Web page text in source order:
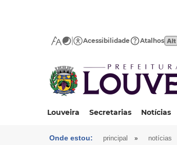
Acessibilidade Atalhos
Louveira Secretarias Notícias
Onde estou: principal » notícias